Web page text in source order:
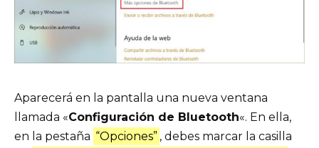
Aparecerá en la pantalla una nueva ventana
llamada «Configuración de Bluetooth«. En ella,
en la pestaña “Opciones” , debes marcar la casilla